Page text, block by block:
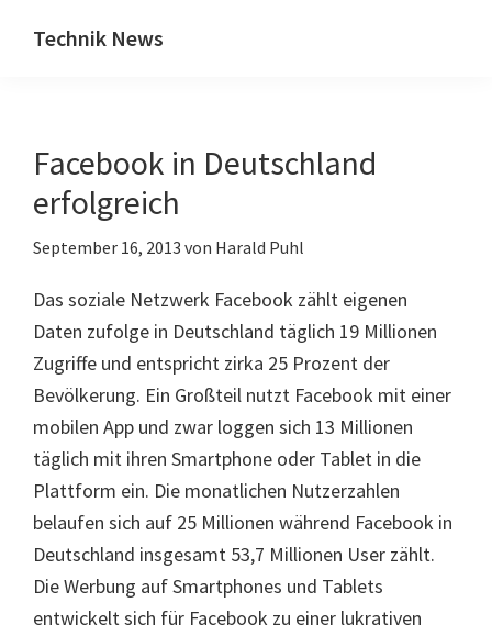
Inhalt
Seitenspalte
Technik News
IT,
Mobilfunk
Internet
Facebook in Deutschland
erfolgreich
September 16, 2013 von Harald Puhl
Das soziale Netzwerk Facebook zählt eigenen
Daten zufolge in Deutschland täglich 19 Millionen
Zugriffe und entspricht zirka 25 Prozent der
Bevölkerung. Ein Großteil nutzt Facebook mit einer
mobilen App und zwar loggen sich 13 Millionen
täglich mit ihren Smartphone oder Tablet in die
Plattform ein. Die monatlichen Nutzerzahlen
belaufen sich auf 25 Millionen während Facebook in
Deutschland insgesamt 53,7 Millionen User zählt.
Die Werbung auf Smartphones und Tablets
entwickelt sich für Facebook zu einer lukrativen